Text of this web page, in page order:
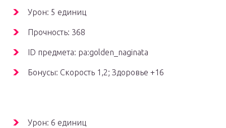
Урон: 5 единиц
Прочность: 368
ID предмета: pa:golden_naginata
Бонусы: Скорость 1,2; Здоровье +16
Урон: 6 единиц